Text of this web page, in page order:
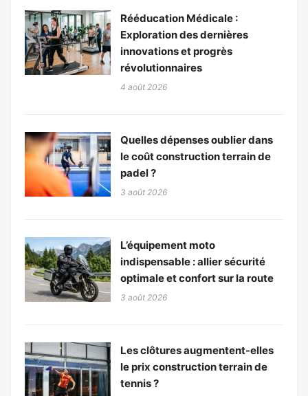
Rééducation Médicale :
Exploration des dernières
innovations et progrès
révolutionnaires
4 août 2026
Quelles dépenses oublier dans
le coût construction terrain de
padel ?
3 août 2026
L’équipement moto
indispensable : allier sécurité
optimale et confort sur la route
3 août 2026
Les clôtures augmentent-elles
le prix construction terrain de
tennis ?